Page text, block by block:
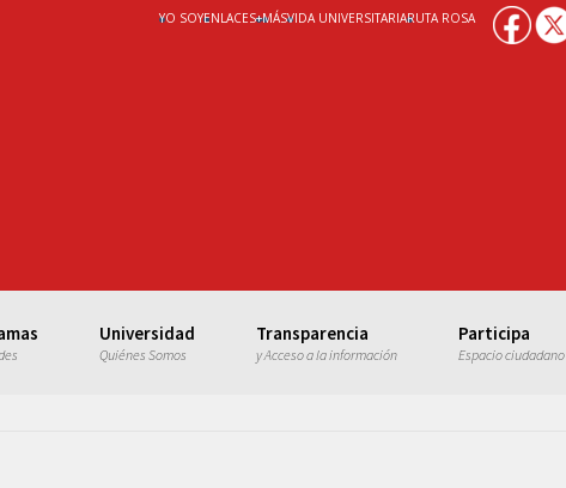
YO SOYENLACES+MÁSVIDA UNIVERSITARIARUTA ROSA
Universidad
Quiénes Somos
Transparencia
y Acceso a la información
Participa
Espacio ciudadano